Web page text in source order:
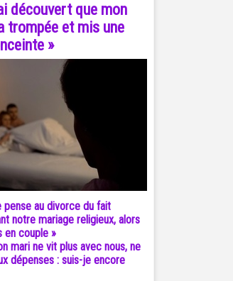
découvert que mon
trompée et mis une
»
pense au divorce du fait
notre mariage religieux, alors
en couple »
mari ne vit plus avec nous, ne
dépenses : suis-je encore